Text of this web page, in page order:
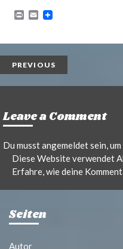
P
n
t
E
i
l
PREVIOUS
Leave a Comment
Du musstangemeldetsein,
Diese Website verwendet
Erfahre, wie deine
Seiten
Autor